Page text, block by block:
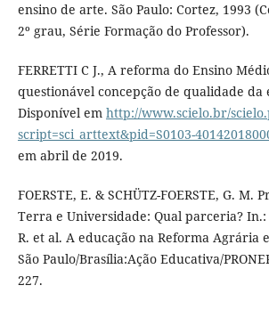
ensino de arte. São Paulo: Cortez, 1993
2º grau, Série Formação do Professor).
FERRETTI C J., A reforma do Ensino
questionável concepção de qualidade da
Disponível em http://www.scielo.br/
script=sci_arttext&pid=S0103-
em abril de 2019.
FOERSTE, E. & SCHÜTZ-FOERSTE, G. M.
Terra e Universidade: Qual parceria? In.:
R. et al. A educação na Reforma Agrária
São Paulo/Brasília:Ação Educativa/
227.